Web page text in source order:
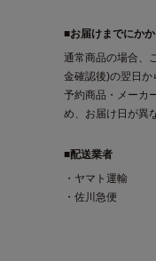
■お届けまでにか
通常商品の場合、
金確認後)の翌日か
予約商品・メーカ
め、お届け日が異
■配送業者
・ヤマト運輸
・佐川急便